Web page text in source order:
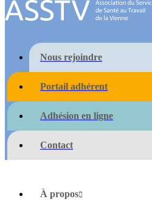
Nous rejoindre
Portail adhérent
Adhésion en ligne
Contact
À propos